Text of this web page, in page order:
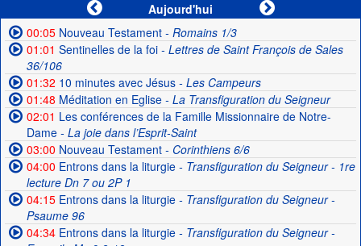
Aujourd'hui
00:05Nouveau Testament- Romains 1/3
01:01 Sentinelles de la foi- Lettres de Saint François de Sales
36/106
01:32 10 minutes avec Jésus- Les Campeurs
01:48 Méditation en Eglise- La Transfiguration du Seigneur
02:01 Les conférences de la Famille Missionnaire de Notre-
Dame- La joie dans l’Esprit-Saint
03:00 Nouveau Testament- Corinthiens 6/6
04:00 Entrons dans la liturgie- Transfiguration du Seigneur - 1re
lecture Dn 7 ou 2P 1
04:15Entrons dans la liturgie- Transfiguration du Seigneur -
Psaume 96
04:34Entrons dans la liturgie- Transfiguration du Seigneur -